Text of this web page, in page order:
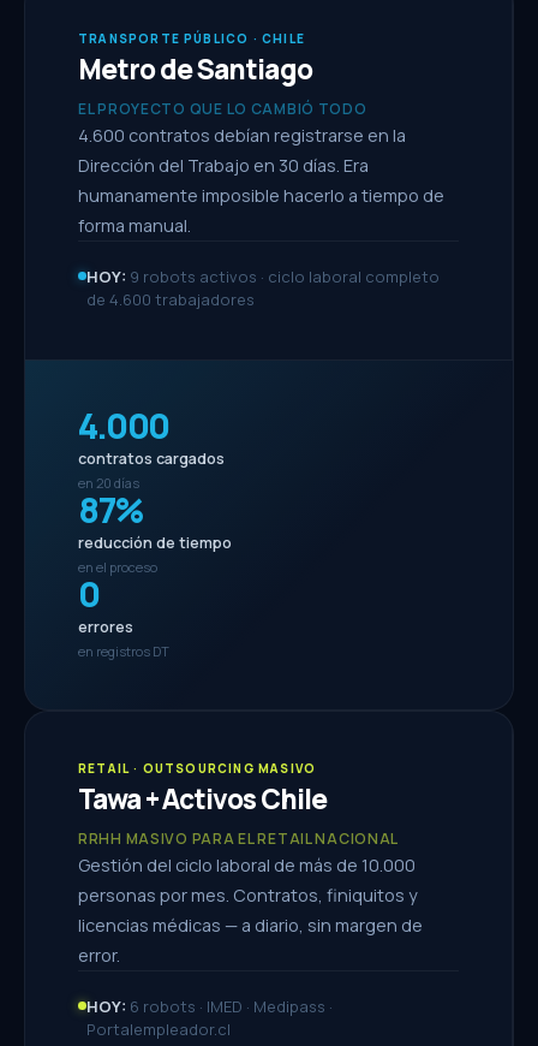
TRANSPORTE PÚBLICO · CHILE
Metro de Santiago
EL PROYECTO QUE LO CAMBIÓ TODO
4.600 contratos debían registrarse en la
Dirección del Trabajo en 30 días. Era
humanamente imposible hacerlo a tiempo de
forma manual.
HOY: 9 robots activos · ciclo laboral completo
de 4.600 trabajadores
4.000
contratos cargados
en 20 días
87%
reducción de tiempo
en el proceso
0
errores
en registros DT
RETAIL · OUTSOURCING MASIVO
Tawa + Activos Chile
RRHH MASIVO PARA EL RETAIL NACIONAL
Gestión del ciclo laboral de más de 10.000
personas por mes. Contratos, finiquitos y
licencias médicas — a diario, sin margen de
error.
HOY: 6 robots · IMED · Medipass ·
Portalempleador.cl